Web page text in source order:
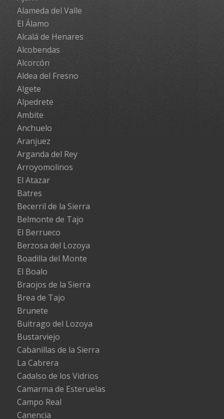
Alameda del Valle
El Álamo
Alcalá de Henares
Alcobendas
Alcorcón
Aldea del Fresno
Algete
Alpedrete
Ambite
Anchuelo
Aranjuez
Arganda del Rey
Arroyomolinos
El Atazar
Batres
Becerril de la Sierra
Belmonte de Tajo
El Berrueco
Berzosa del Lozoya
Boadilla del Monte
El Boalo
Braojos de la Sierra
Brea de Tajo
Brunete
Buitrago del Lozoya
Bustarviejo
Cabanillas de la Sierra
La Cabrera
Cadalso de los Vidrios
Camarma de Esteruelas
Campo Real
Canencia